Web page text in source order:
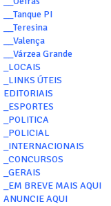
__Tanque PI
__Teresina
__Valença
__Várzea Grande
_LOCAIS
_LINKS ÚTEIS
EDITORIAIS
_ESPORTES
_POLITICA
_POLICIAL
_INTERNACIONAIS
_CONCURSOS
_GERAIS
_EM BREVE MAIS AQUI
ANUNCIE AQUI